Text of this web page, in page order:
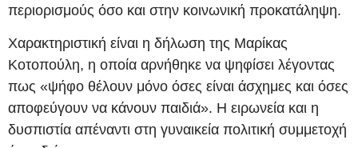
περιορισμούς όσο και στην κοινωνική προκατάληψη.
Χαρακτηριστική είναι η δήλωση της Μαρίκας
Κοτοπούλη, η οποία αρνήθηκε να ψηφίσει λέγοντας
πως «ψήφο θέλουν μόνο όσες είναι άσχημες και όσες
αποφεύγουν να κάνουν παιδιά». Η ειρωνεία και η
δυσπιστία απέναντι στη γυναικεία πολιτική συμμετοχή